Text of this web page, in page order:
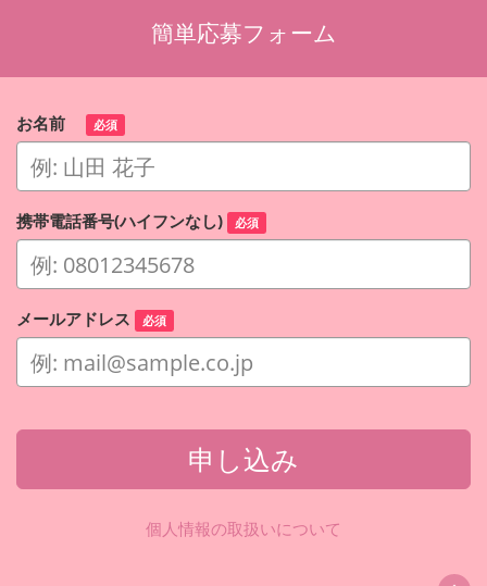
簡単応募フォーム
お名前 必須
携帯電話番号(ハイフンなし) 必須
メールアドレス 必須
申し込み
個人情報の取扱いについて